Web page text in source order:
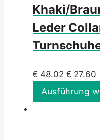
Khaki/
Leder
€48.02 € 27.60
Ausführung